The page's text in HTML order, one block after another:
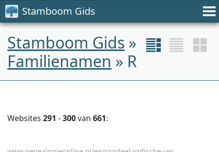
Stamboom Gids
Stamboom Gids »
Familienamen » R
Websites 291 -300van 661: